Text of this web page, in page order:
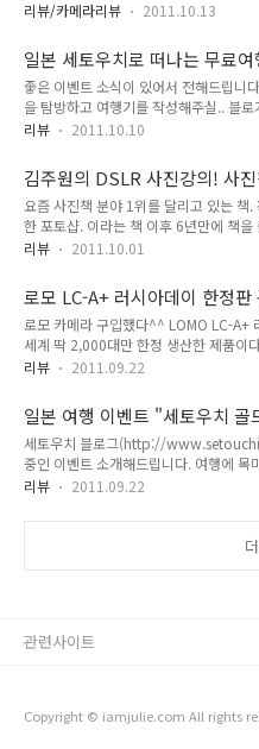
들의 많은 참여 바랍니다!!!
리뷰/카메라리뷰 2011.10.13
일본 세토우치로 떠나는 무료
원해보세요~^^
좋은 이벤트 소식이 있어서 전해드립니
을 탐방하고 여행기를 작성해주실.. 블
것은 아래 링크에서 확인해주세요 :) 관
http://cylog.cyloghomes.net/
6824 세토우치 지역의 3개 현. 히로시마,
로시마와 오카야마는 몇 번 가봤는데 에
궁금하네요^^ 줄리도 이번 여행에 함께
하게 될지 궁금해지네용+_+ 모두 지원
mid=setouchi&act=dispBoardWrite
리뷰 2011.10.10
김주원의 DSLR 사진강의! 사
기념회 풍경
요즘 사진책 분야 1위를 달리고 있는 책.
한 포토샵. 이라는 책 이후 6년만에 책을
든 열정과 정성을 이 책에 담으신 것 같은
했다. 그리고 단순한 기술들의 나열이 아
의 마인드에 접근하는 부분이 참 마음에
진 :) 자신있게 강력히 추천하는.. 사진
책이니 망설임 없이 구매해도 좋을 것 같
는. 김주원작가님의 책 출판 기념회! 풍경
트를 적어주신 주원오빠. 고맙습니다. 책
념회는 좋은..
리뷰 2011.10.01
로모 LC-A+ 러시아데이 한정판
모카메라 (LOMO LC-A+
Edition)
로모 카메라 구입했다^^ LOMO LC-A+
세계 딱 2,000대만 한정 생산한 제품이
포인트로 들어간...사랑스런 로모. 한정판
정판이니깐^^!! 오랜만에 찍어보는 개봉
아이의 개봉샷을 안 찍고 그냥 넘어갈 수
봉샷!! 견고하고 고급스런 박스에 들어
모의 모습이 띠로 둘러져 있다..^^ 상자
품이 한눈에 쏙 들어온다. +_+ 사진집과
리뷰 2011.09.22
일본 여행 이벤트 "세토우치 골
모두 참여해보세요^^
세토우치 블로그(http://
중인 이벤트 소개해드립니다. 여행에 목
많은 참여가 기대되네요^^ 일정도 참 괜
리뷰 2011.09.22
Copyright © iamjulie.com All rights
관련사이트